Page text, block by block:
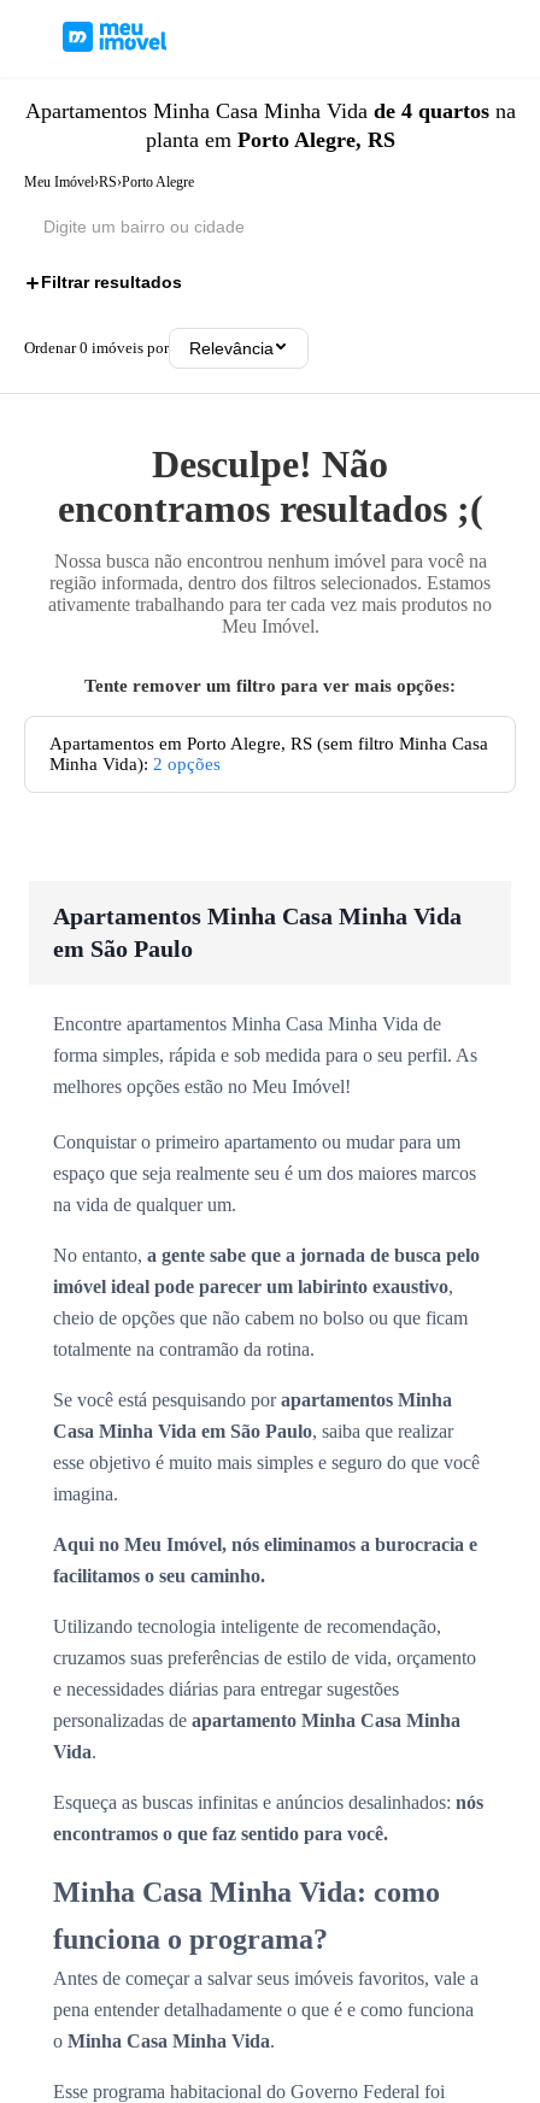
Apartamentos Minha Casa Minha Vida de 4 quartosna
planta em Porto Alegre, RS
Meu Imóvel›RS›Porto Alegre
Filtrar resultados
Ordenar0 imóveis por Relevância
Desculpe! Não
encontramos resultados ;(
Nossa busca não encontrou nenhum imóvel para você na
região informada, dentro dos filtros selecionados. Estamos
ativamente trabalhando para ter cada vez mais produtos no
Meu Imóvel.
Tente remover um filtro para ver mais opções:
Apartamentos em Porto Alegre, RS (sem filtro Minha Casa
Minha Vida): 2 opções
Apartamentos Minha Casa Minha Vida
em São Paulo
Encontre apartamentos Minha Casa Minha Vida de
forma simples, rápida e sob medida para o seu perfil. As
melhores opções estão no Meu Imóvel!
Conquistar o primeiro apartamento ou mudar para um
espaço que seja realmente seu é um dos maiores marcos
na vida de qualquer um.
No entanto, a gente sabe que a jornada de busca pelo
imóvel ideal pode parecer um labirinto exaustivo,
cheio de opções que não cabem no bolso ou que ficam
totalmente na contramão da rotina.
Se você está pesquisando porapartamentos Minha
Casa Minha Vida em São Paulo, saiba que realizar
esse objetivo é muito mais simples e seguro do que você
imagina.
Aqui no Meu Imóvel, nós eliminamos a burocracia e
facilitamos o seu caminho.
Utilizando tecnologia inteligente de recomendação,
cruzamos suas preferências de estilo de vida, orçamento
e necessidades diárias para entregar sugestões
personalizadas de apartamento Minha Casa Minha
Vida.
Esqueça as buscas infinitas e anúncios desalinhados: nós
encontramos o que faz sentido para você.
Minha Casa Minha Vida: como
funciona o programa?
Antes de começar a salvar seus imóveis favoritos, vale a
pena entender detalhadamente o que é e como funciona
o Minha Casa Minha Vida.
Esse programa habitacional do Governo Federal foi